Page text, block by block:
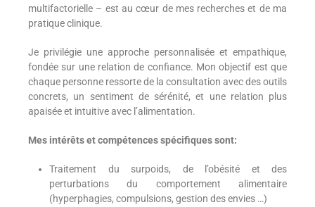
multifactorielle – est au cœur de mes recherches et de ma
pratique clinique.
Je privilégie une approche personnalisée et empathique,
fondée sur une relation de confiance. Mon objectif est que
chaque personne ressorte de la consultation avec des outils
concrets, un sentiment de sérénité, et une relation plus
apaisée et intuitive avec l’alimentation.
Mes intérêts et compétences spécifiques sont:
Traitement du surpoids, de l’obésité et des
perturbations du comportement alimentaire
(hyperphagies, compulsions, gestion des envies …)